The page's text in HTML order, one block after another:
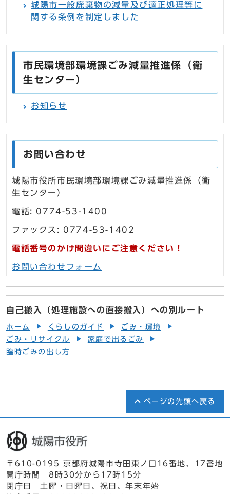
城陽市一般廃棄物の減量及び適正処理等に
関する条例を制定しました
市民環境部環境課ごみ減量推進係（衛
生センター）
お知らせ
お問い合わせ
城陽市役所市民環境部環境課ごみ減量推進係（衛
生センター）
電話: 0774-53-1400
ファックス: 0774-53-1402
電話番号のかけ間違いにご注意ください！
お問い合わせフォーム
自己搬入（処理施設への直接搬入）への別ルート
ホーム くらしのガイド
ごみ・環境
ごみ・リサイクル
家庭で出るごみ
臨時ごみの出し方
ページの先頭へ戻る
〒610-0195 京都府城陽市寺田東ノ口16番地、17番地
開庁時間 8時30分から17時15分
閉庁日 土曜・日曜日、祝日、年末年始